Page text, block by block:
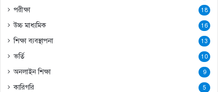
পরীক্ষা 18
উচ্চ মাধ্যমিক 16
শিক্ষা ব্যবস্থাপনা 13
ভর্তি 10
অনলাইন শিক্ষা 9
কারিগরি 5